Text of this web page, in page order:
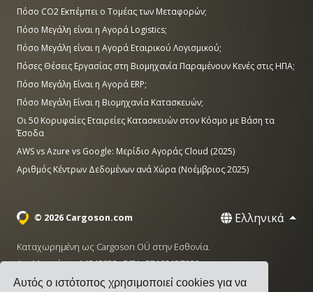
Αυτός ο ιστότοπος χρησιμοποιεί cookies για να
Πόσο CO2 Εκπέμπει ο Τομέας των Μεταφορών;
Πόσο Μεγάλη είναι η Αγορά Logistics;
Πόσο Μεγάλη είναι η Αγορά Εταιρικού Λογισμικού;
Πόσες Θέσεις Εργασίας στη Βιομηχανία Παραμένουν Κενές στις ΗΠΑ;
Πόσο Μεγάλη Είναι η Αγορά ERP;
Πόσο Μεγάλη Είναι η Βιομηχανία Κατασκευών;
Οι 50 Κορυφαίες Εταιρείες Κατασκευών στον Κόσμο με Βάση τα
Έσοδα
AWS vs Azure vs Google: Μερίδιο Αγοράς Cloud (2025)
Αριθμός Κέντρων Δεδομένων ανά Χώρα (Νοέμβριος 2025)
© 2026 Cargoson.com Ελληνικά
Καταχωρημένη ως Cargoson OÜ στην Εσθονία.
Αρ. Μητρώου: 14545832. ΦΠΑ: EE102137680.
Έδρα: Pärnu mnt. 141, 11314 Ταλίν, Εσθονία